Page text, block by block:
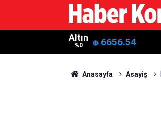
Altın
%0 6656.54
Anasayfa Asayiş